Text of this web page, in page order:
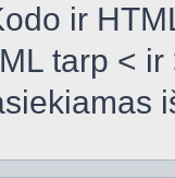
ir
tarp <